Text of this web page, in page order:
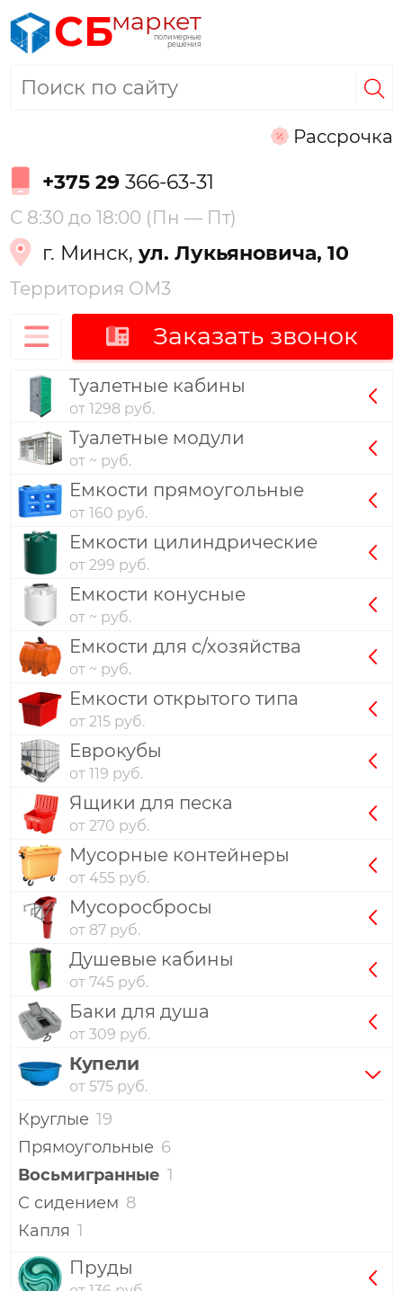
СБмаркет
полимерные
решения
Рассрочка
+375 29 366-63-31
С 8:30 до 18:00 (Пн — Пт)
г. Минск,ул. Лукьяновича, 10
Территория ОМ3
Заказать звонок
Туалетные кабины
от 1298 руб.
Туалетные модули
от ~ руб.
Емкости прямоугольные
от 160 руб.
Емкости цилиндрические
от 299 руб.
Емкости конусные
от ~ руб.
Емкости для с/хозяйства
от ~ руб.
Емкости открытого типа
от 215 руб.
Еврокубы
от 119 руб.
Ящики для песка
от 270 руб.
Мусорные контейнеры
от 455 руб.
Мусоросбросы
от 87 руб.
Душевые кабины
от 745 руб.
Баки для душа
от 309 руб.
Купели
от 575 руб.
Круглые 19
Прямоугольные 6
Восьмигранные 1
С сидением 8
Капля 1
Пруды